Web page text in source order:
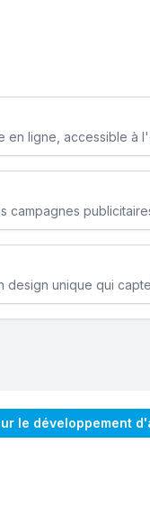
le développement